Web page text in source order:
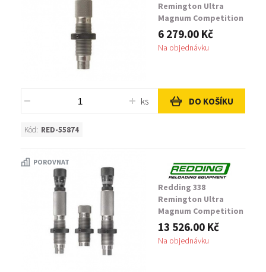
Remington Ultra
Magnum Competition
Seating Die
6 279.00 Kč
Na objednávku
ks DO KOŠÍKU
Kód: RED-55874
POROVNAT
Redding 338
Remington Ultra
Magnum Competition
Set
13 526.00 Kč
Na objednávku